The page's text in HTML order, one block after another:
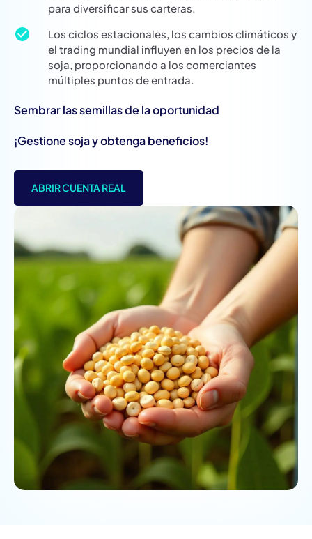
para diversificar sus carteras.
Los ciclos estacionales, los cambios climáticos y
el trading mundial influyen en los precios de la
soja, proporcionando a los comerciantes
múltiples puntos de entrada.
Sembrar las semillas de la oportunidad
¡Gestione soja y obtenga beneficios!
ABRIR CUENTA REAL